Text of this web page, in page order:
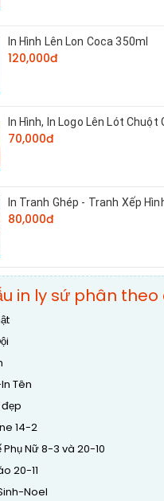
In Hình Lên Lon Coca 350ml
120,000đ
In Hình, In Logo Lên Lót Chuột
70,000đ
In Tranh Ghép - Tranh Xếp
80,000đ
in ly sứ phân theo
Tên
14-2
Phụ Nữ 8-3 và 20-10
20-11
Noel